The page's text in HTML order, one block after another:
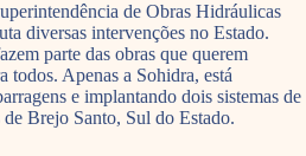
de Obras Hidráulicas
diversas intervenções no Estado.
parte das obras que querem
todos. Apenas a Sohidra, está
e implantando dois sistemas de
Brejo Santo, Sul do Estado.